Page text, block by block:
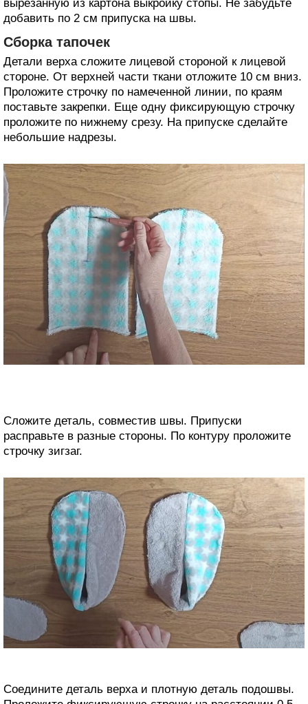
вырезанную из картона выкройку стопы. Не забудьте
добавить по 2 см припуска на швы.
Сборка тапочек
Детали верха сложите лицевой стороной к лицевой
стороне. От верхней части ткани отложите 10 см вниз.
Проложите строчку по намеченной линии, по краям
поставьте закрепки. Еще одну фиксирующую строчку
проложите по нижнему срезу. На припуске сделайте
небольшие надрезы.
Сложите деталь, совместив швы. Припуски
расправьте в разные стороны. По контуру проложите
строчку зигзаг.
Соедините деталь верха и плотную деталь подошвы.